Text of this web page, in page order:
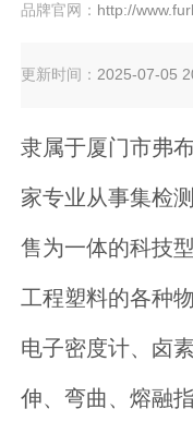
品牌官网： http://
更新时间：2025-07-05
隶属于厦门市弗
家专业从事集检
售为一体的科技
工程塑料的各种
电子密度计、卤
伸、弯曲、熔融